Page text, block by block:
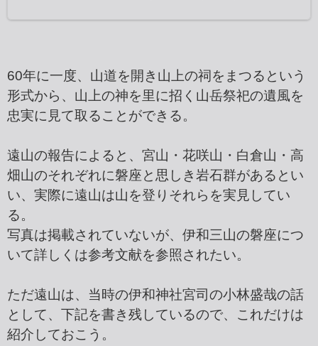
60年に一度、山道を開き山上の祠をまつるという
形式から、山上の神を里に招く山岳祭祀の遺風を
忠実に見て取ることができる。
遠山の報告によると、宮山・花咲山・白倉山・高
畑山のそれぞれに磐座と思しき岩石群があるとい
い、実際に遠山は山を登りそれらを実見してい
る。
写真は掲載されていないが、伊和三山の磐座につ
いて詳しくは参考文献を参照されたい。
ただ遠山は、当時の伊和神社宮司の小林盛哉の話
として、下記を書き残しているので、これだけは
紹介しておこう。